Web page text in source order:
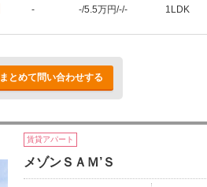
- -/5.5万円/-/- 1LDK
まとめて問い合わせする
賃貸アパート
メゾンＳＡＭ’Ｓ